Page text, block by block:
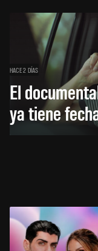
HACE 2 DÍAS
El
ya tiene